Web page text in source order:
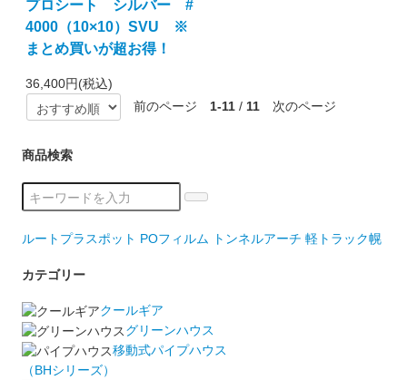
プロシート シルバー #
4000（10×10）SVU ※
まとめ買いが超お得！
36,400円(税込)
前のページ
1-11/ 11 次のページ
商品検索
ルートプラスポット POフィルム トンネルアーチ 軽トラック幌
カテゴリー
クールギア
グリーンハウス
移動式パイプハウス
（BHシリーズ）